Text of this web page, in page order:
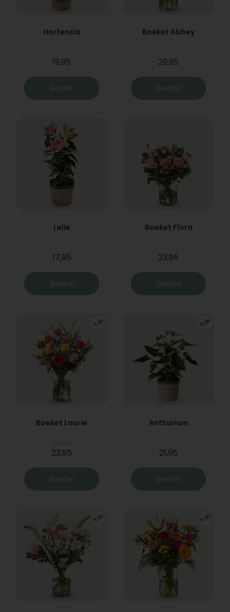
Hortensia
19,95
Bestel
Boeket Abbey
29,95
Bestel
Lelie
17,95
Bestel
Boeket Flora
23,95
Bestel
Boeket Laurie
23,95
Bestel
Anthurium
21,95
Bestel